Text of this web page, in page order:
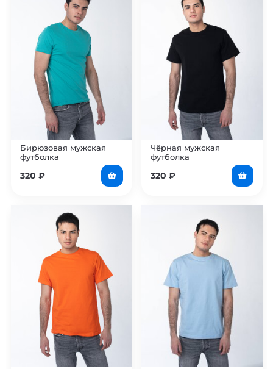
Бирюзовая мужская
футболка
320 ₽
Чёрная мужская
футболка
320 ₽